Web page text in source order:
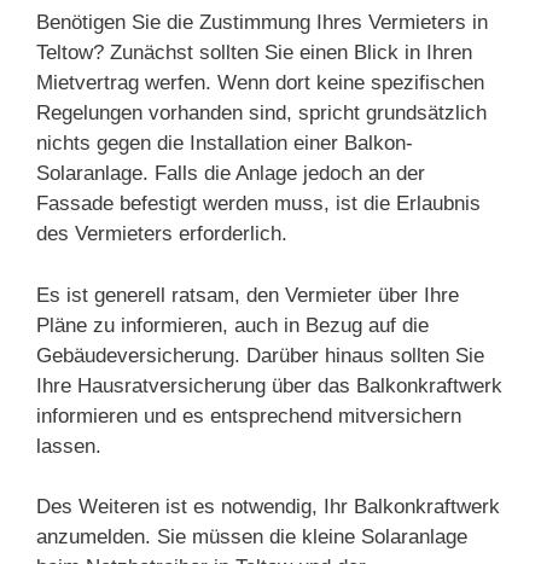
Benötigen Sie die Zustimmung Ihres Vermieters in
Teltow? Zunächst sollten Sie einen Blick in Ihren
Mietvertrag werfen. Wenn dort keine spezifischen
Regelungen vorhanden sind, spricht grundsätzlich
nichts gegen die Installation einer Balkon-
Solaranlage. Falls die Anlage jedoch an der
Fassade befestigt werden muss, ist die Erlaubnis
des Vermieters erforderlich.
Es ist generell ratsam, den Vermieter über Ihre
Pläne zu informieren, auch in Bezug auf die
Gebäudeversicherung. Darüber hinaus sollten Sie
Ihre Hausratversicherung über das Balkonkraftwerk
informieren und es entsprechend mitversichern
lassen.
Des Weiteren ist es notwendig, Ihr Balkonkraftwerk
anzumelden. Sie müssen die kleine Solaranlage